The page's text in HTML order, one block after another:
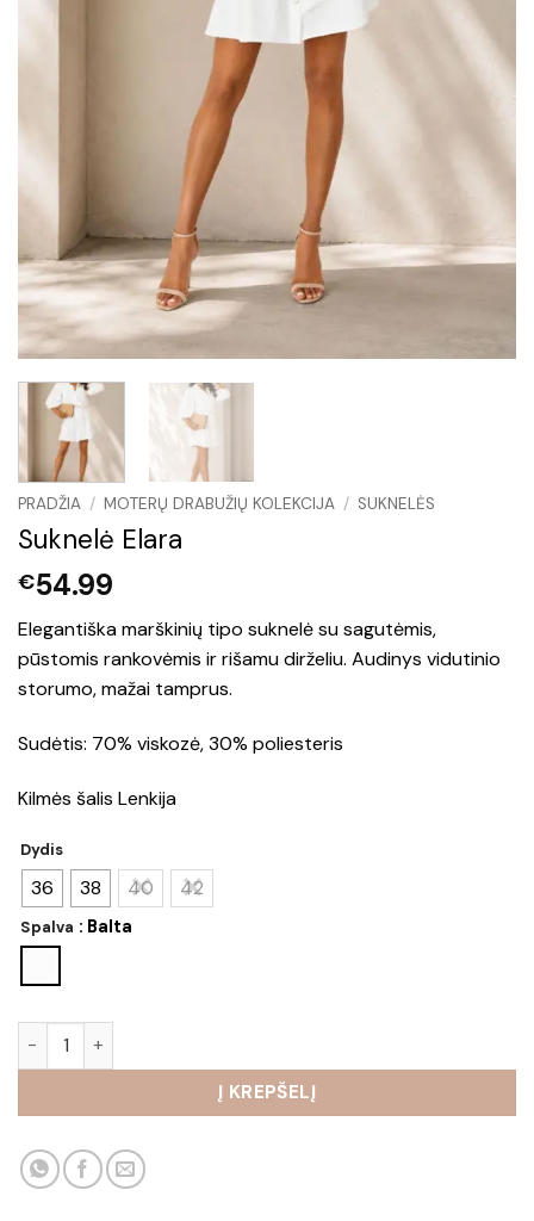
PRADŽIA / MOTERŲ DRABUŽIŲ KOLEKCIJA / SUKNELĖS
Suknelė Elara
€54.99
Elegantiška marškinių tipo suknelė su sagutėmis,
pūstomis rankovėmis ir rišamu dirželiu. Audinys vidutinio
storumo, mažai tamprus.
Sudėtis: 70% viskozė, 30% poliesteris
Kilmės šalis Lenkija
Dydis
36 38 40 42
Spalva : Balta
Į KREPŠELĮ